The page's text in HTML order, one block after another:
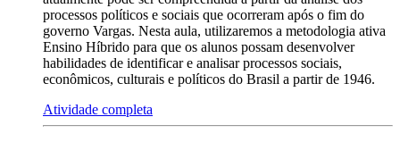
processos políticos e sociais que ocorreram após o fim do
governo Vargas. Nesta aula, utilizaremos a metodologia ativa
Ensino Híbrido para que os alunos possam desenvolver
habilidades de identificar e analisar processos sociais,
econômicos, culturais e políticos do Brasil a partir de 1946.
Atividade completa